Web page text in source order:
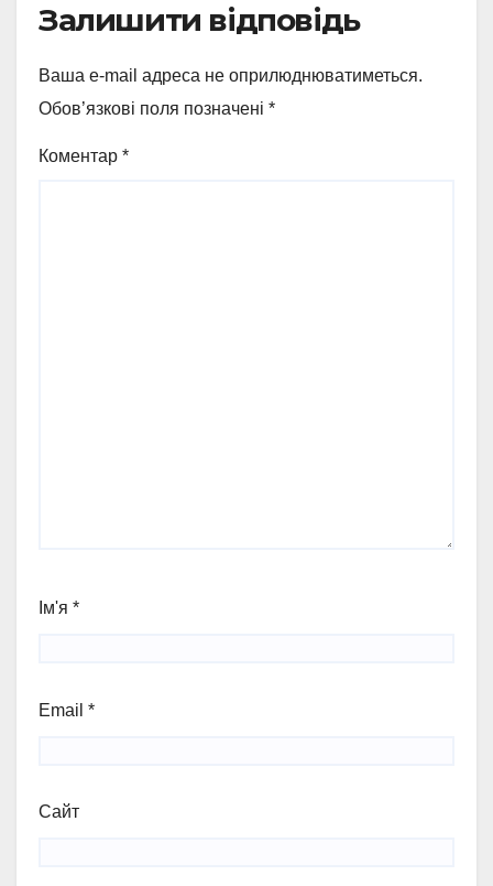
Залишити відповідь
Ваша e-mail адреса не оприлюднюватиметься.
Обов’язкові поля позначені *
Коментар *
Ім'я *
Email *
Сайт